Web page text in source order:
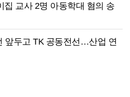
집 교사 2명 아동학대 혐의 송
앞두고 TK 공동전선…산업 연